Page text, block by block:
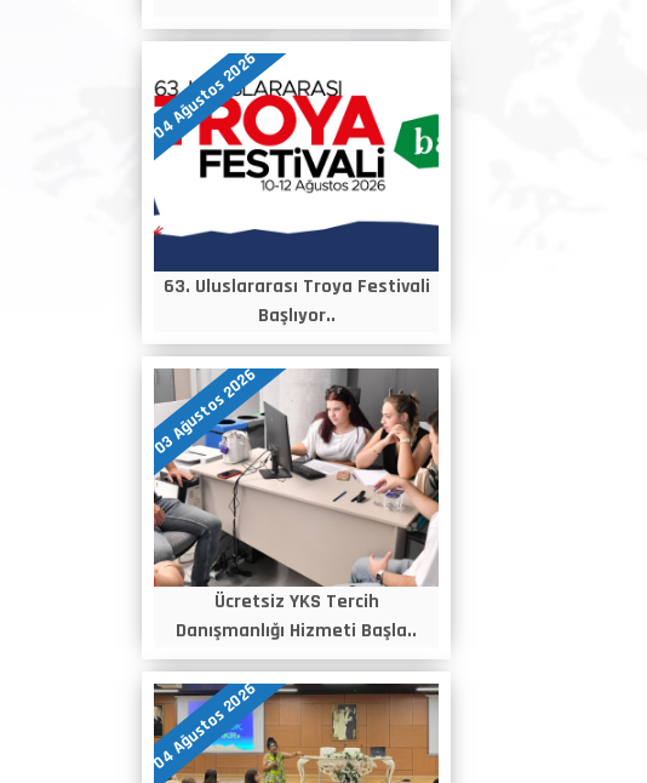
04 Ağustos 2026
63. Uluslararası Troya Festivali
Başlıyor..
03 Ağustos 2026
Ücretsiz YKS Tercih
Danışmanlığı Hizmeti Başla..
04 Ağustos 2026